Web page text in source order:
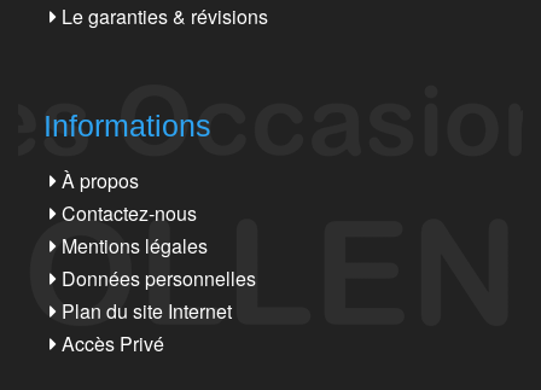
Le garanties & révisions
Informations
À propos
Contactez-nous
Mentions légales
Données personnelles
Plan du site Internet
Accès Privé